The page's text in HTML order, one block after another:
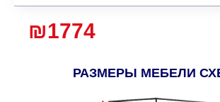
РАЗМЕРЫ МЕБЕЛИ
₪1774